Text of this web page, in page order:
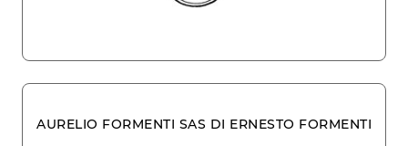
AURELIO FORMENTI SAS DI ERNESTO FORMENTI